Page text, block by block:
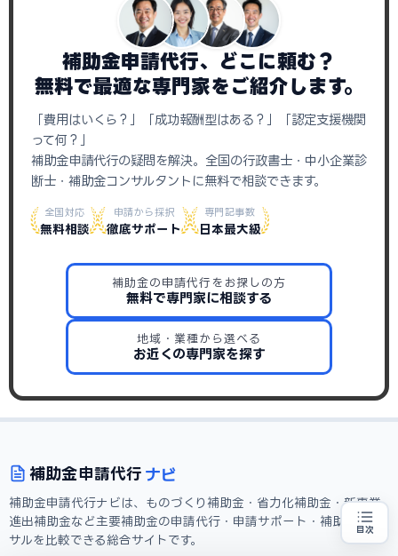
目次
補助金の申請代行をお探しの方
補助金申請代行、どこに頼む？
無料で最適な専門家をご紹介します。
「費用はいくら？」「成功報酬型はある？」「認定支援機関
って何？」
補助金申請代行の疑問を解決。全国の行政書士・中小企業診
断士・補助金コンサルタントに無料で相談できます。
全国対応
無料相談
申請から採択
徹底サポート
専門記事数
日本最大級
補助金の申請代行をお探しの方
無料で専門家に相談する
地域・業種から選べる
お近くの専門家を探す
補助金申請代行 ナビ
補助金申請代行ナビは、ものづくり補助金・省力化補助金・新事業
進出補助金など主要補助金の申請代行・申請サポート・補助金コン
サルを比較できる総合サイトです。